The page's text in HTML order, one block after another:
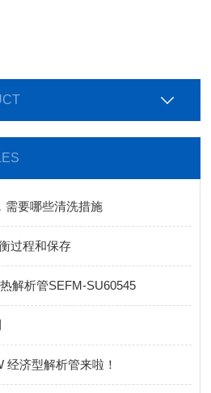
需要哪些清洗措施
过程和保存
解析管SEFM-SU60545
济型解析管来啦！